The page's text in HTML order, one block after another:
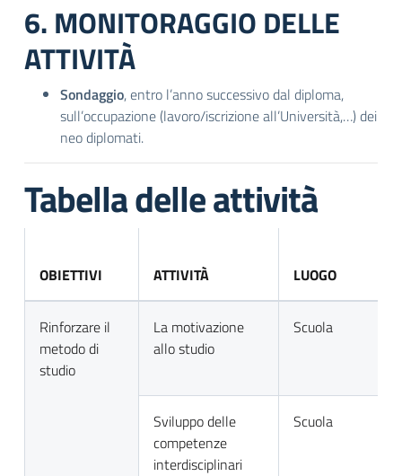
6. MONITORAGGIO DELLE
ATTIVITÀ
Sondaggio, entro l’anno successivo dal diploma,
sull’occupazione (lavoro/iscrizione all’Università,…) dei
neo diplomati.
Tabella delle attività
OBIETTIVI ATTIVITÀ LUOGO
Rinforzare il
metodo di
studio
La motivazione
allo studio
Scuola
Sviluppo delle
competenze
interdisciplinari
Scuola